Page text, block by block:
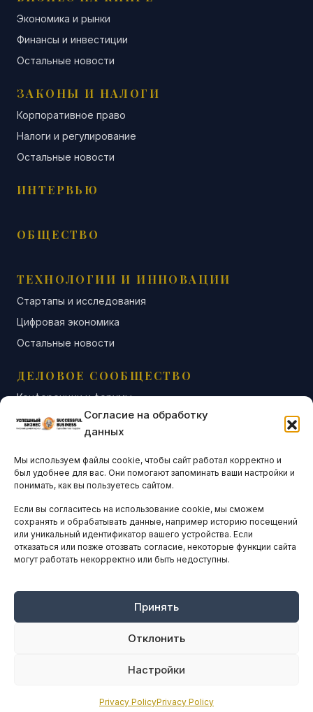
Согласие на обработку
данных
Мы используем файлы cookie, чтобы сайт работал корректно и
был удобнее для вас. Они помогают запоминать ваши настройки и
понимать, как вы пользуетесь сайтом.
Если вы согласитесь на использование cookie, мы сможем
сохранять и обрабатывать данные, например историю посещений
или уникальный идентификатор вашего устройства. Если
отказаться или позже отозвать согласие, некоторые функции сайта
могут работать некорректно или быть недоступны.
Принять
Отклонить
Настройки
Privacy PolicyPrivacy Policy
Экономика и рынки
Финансы и инвестиции
Остальные новости
ЗАКОНЫ И НАЛОГИ
Корпоративное право
Налоги и регулирование
Остальные новости
ИНТЕРВЬЮ
ОБЩЕСТВО
ТЕХНОЛОГИИ И ИННОВАЦИИ
Стартапы и исследования
Цифровая экономика
Остальные новости
ДЕЛОВОЕ СООБЩЕСТВО
Конференции и форумы
Бизнес-клубы и ассоциации
Остальные новости
АНАЛИТИКА И СТАТИСТИКА
ARTICLES IN ENGLISH
НАВИГАЦИЯ
Оплата онлайн